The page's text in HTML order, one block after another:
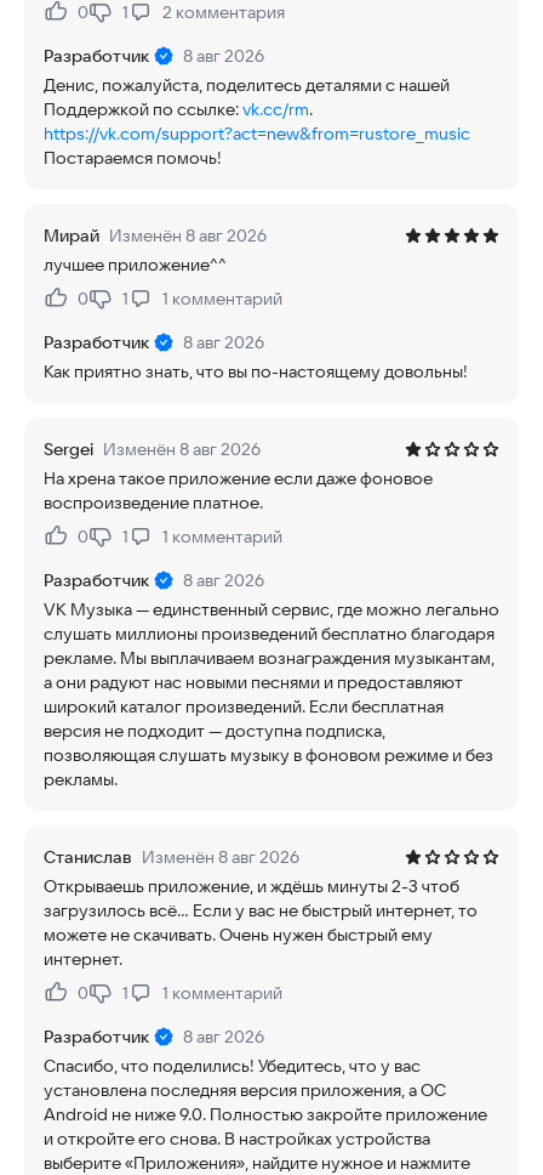
Нравится:
0Не нравится:
1 2 комментария
Разработчик
8 авг 2026
Денис, пожалуйста, поделитесь деталями с нашей
Поддержкой по ссылке:vk.cc/rm.
https://vk.com/support?act=new&from=rustore_music
Постараемся помочь!
Мирай Изменён 8 авг 2026
лучшее приложение^^
Нравится:
0Не нравится:
1 1 комментарий
Разработчик
8 авг 2026
Как приятно знать, что вы по-настоящему довольны!
Sergei Изменён 8 авг 2026
На хрена такое приложение если даже фоновое
воспроизведение платное.
Нравится:
0Не нравится:
1 1 комментарий
Разработчик
8 авг 2026
VK Музыка — единственный сервис, где можно легально
слушать миллионы произведений бесплатно благодаря
рекламе. Мы выплачиваем вознаграждения музыкантам,
а они радуют нас новыми песнями и предоставляют
широкий каталог произведений. Если бесплатная
версия не подходит — доступна подписка,
позволяющая слушать музыку в фоновом режиме и без
рекламы.
Станислав Изменён 8 авг 2026
Открываешь приложение, и ждёшь минуты 2-3 чтоб
загрузилось всё... Если у вас не быстрый интернет, то
можете не скачивать. Очень нужен быстрый ему
интернет.
Нравится:
0Не нравится:
1 1 комментарий
Разработчик
8 авг 2026
Спасибо, что поделились! Убедитесь, что у вас
установлена последняя версия приложения, а ОС
Android не ниже 9.0. Полностью закройте приложение
и откройте его снова. В настройках устройства
выберите «Приложения», найдите нужное и нажмите